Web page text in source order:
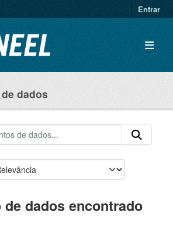
Entrar
dados
dados encontrado